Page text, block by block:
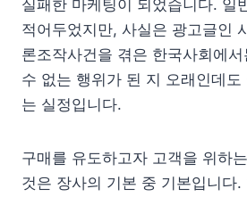
실패한 마케팅이 되었습니다. 일
적어두었지만, 사실은 광고글인
론조작사건을 겪은 한국사회에
수 없는 행위가 된 지 오래인데도
는 실정입니다.
구매를 유도하고자 고객을 위하
것은 장사의 기본 중 기본입니다.